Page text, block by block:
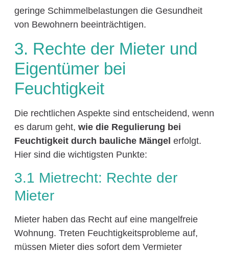
geringe Schimmelbelastungen die Gesundheit
von Bewohnern beeinträchtigen.
3. Rechte der Mieter und
Eigentümer bei
Feuchtigkeit
Die rechtlichen Aspekte sind entscheidend, wenn
es darum geht, wie die Regulierung bei
Feuchtigkeit durch bauliche Mängel erfolgt.
Hier sind die wichtigsten Punkte:
3.1 Mietrecht: Rechte der
Mieter
Mieter haben das Recht auf eine mangelfreie
Wohnung. Treten Feuchtigkeitsprobleme auf,
müssen Mieter dies sofort dem Vermieter